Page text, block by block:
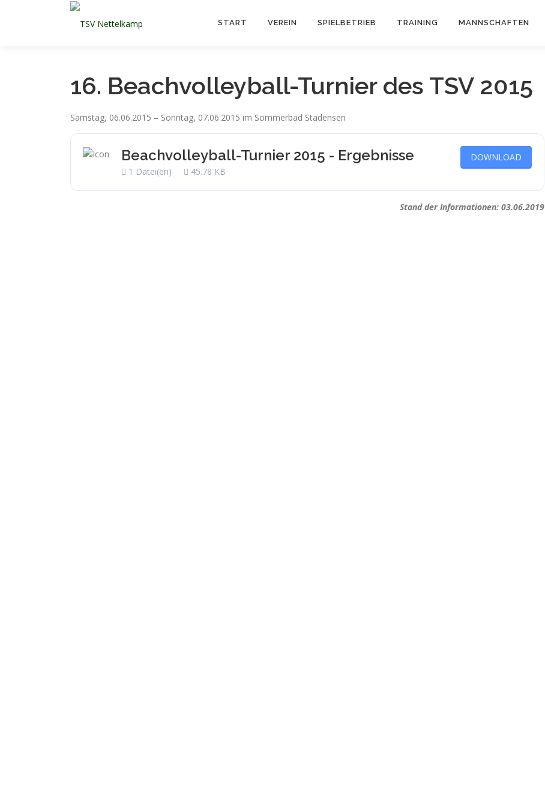
START VEREIN SPIELBETRIEB TRAINING MANNSCHAFTEN
16. Beachvolleyball-Turnier des TSV 2015
Samstag, 06.06.2015 – Sonntag, 07.06.2015 im Sommerbad Stadensen
Beachvolleyball-Turnier 2015 - Ergebnisse
1 Datei(en) 45.78 KB
DOWNLOAD
Stand der Informationen: 03.06.2019